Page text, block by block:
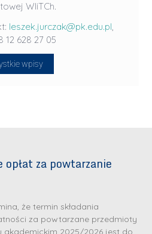
WIiTCh.
leszek.jurczak@pk.edu.pl,
12 628 27 05
wpisy
opłat za powtarzanie
że termin składania
za powtarzane przedmioty